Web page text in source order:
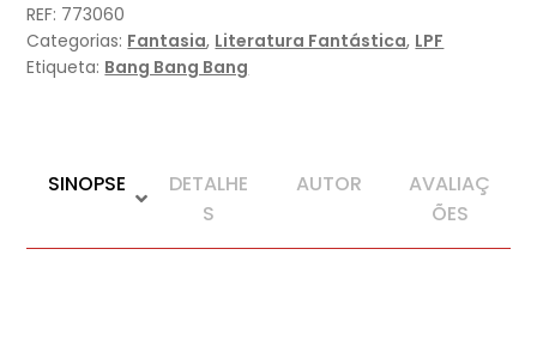
REF: 773060
Categorias: Fantasia, Literatura Fantástica, LPF
Etiqueta: Bang Bang Bang
SINOPSE
DETALHE
S
AUTOR
AVALIAÇ
ÕES